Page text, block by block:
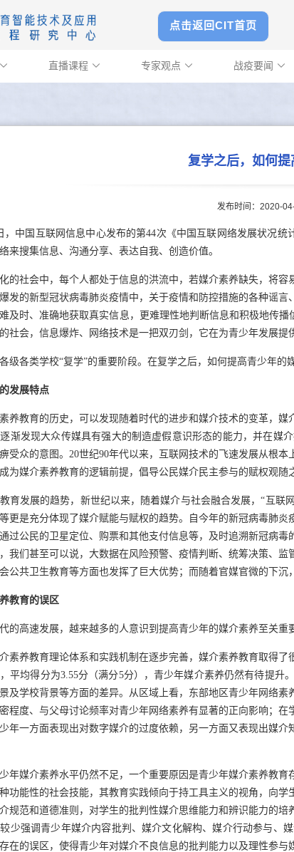
点击返回CIT首页
 直播课程  专家观点  战疫要闻 
复学之后，如何提
发布时间：2020-
，中国互联网信息中心发布的第44次《中国互联网络发展状况
来搜集信息、沟通分享、表达自我、创造价值。
的社会中，每个人都处于信息的洪流中，若媒介素养缺失，将
发的新型冠状病毒肺炎疫情中，关于疫情和防控措施的各种谣
及时、准确地获取真实信息，更难理性地判断信息和积极地传
社会，信息爆炸、网络技术是一把双刃剑，它在为青少年发展
级各类学校“复学”的重要阶段。在复学之后，如何提高青少年的
发展特点
养教育的历史，可以发现随着时代的进步和媒介技术的变革，
渐发现大众传媒具有强大的制造虚假意识形态的能力，并在媒
受众的意图。20世纪90年代以来，互联网技术的飞速发展从根
为媒介素养教育的逻辑前提，倡导公民媒介民主参与的赋权观随
育发展的趋势，新世纪以来，随着媒介与社会融合发展，“互
更是充分体现了媒介赋能与赋权的趋势。自今年的新冠病毒肺
过公民的卫星定位、购票和其他支付信息等，及时追溯新冠病
我们甚至可以说，大数据在风险预警、疫情判断、统筹决策、
公共卫生教育等方面也发挥了巨大优势；而随着官媒官微的下沉
教育的误区
的高速发展，越来越多的人意识到提高青少年的媒介素养至关
素养教育理论体系和实践机制在逐步完善，媒介素养教育取得
平均得分为3.55分（满分5分），青少年媒介素养仍然有待提
及学校背景等方面的差异。从区域上看，东部地区青少年网络
程度、与父母讨论频率对青少年网络素养有显著的正向影响；
年一方面表现出对数字媒介的过度依赖，另一方面又表现出媒
年媒介素养水平仍然不足，一个重要原因是青少年媒介素养教
功能性的社会技能，其教育实践倾向于持工具主义的视角，向
规范和道德准则，对学生的批判性媒介思维能力和辨识能力的
少强调青少年媒介内容批判、媒介文化解构、媒介行动参与、
在的误区，使得青少年对媒介不良信息的批判能力以及理性参与